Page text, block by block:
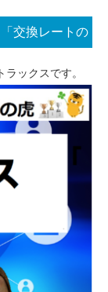
交換レートの
ックスです。